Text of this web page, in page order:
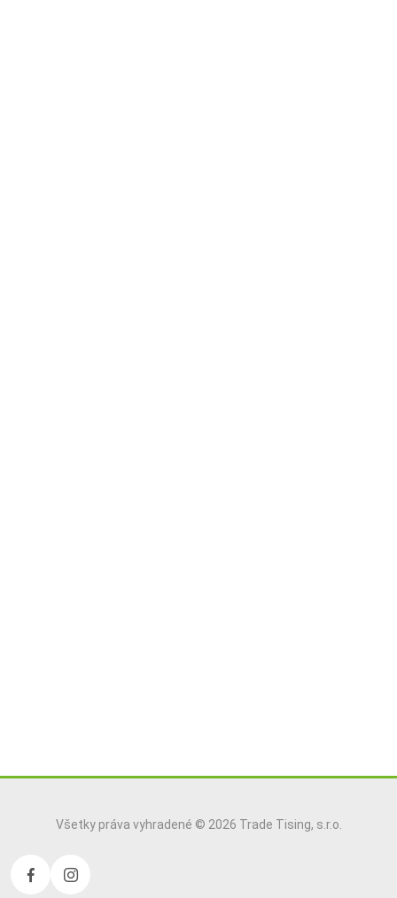
Všetky práva vyhradené © 2026 Trade Tising, s.r.o.